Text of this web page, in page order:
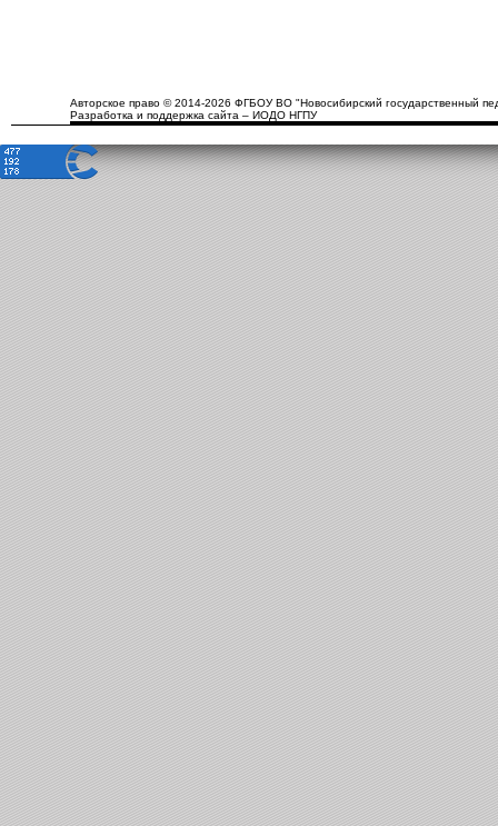
Авторское право © 2014-2026 ФГБОУ ВО "Новосибирский государственный
Разработка и поддержка сайта – ИОДО НГПУ